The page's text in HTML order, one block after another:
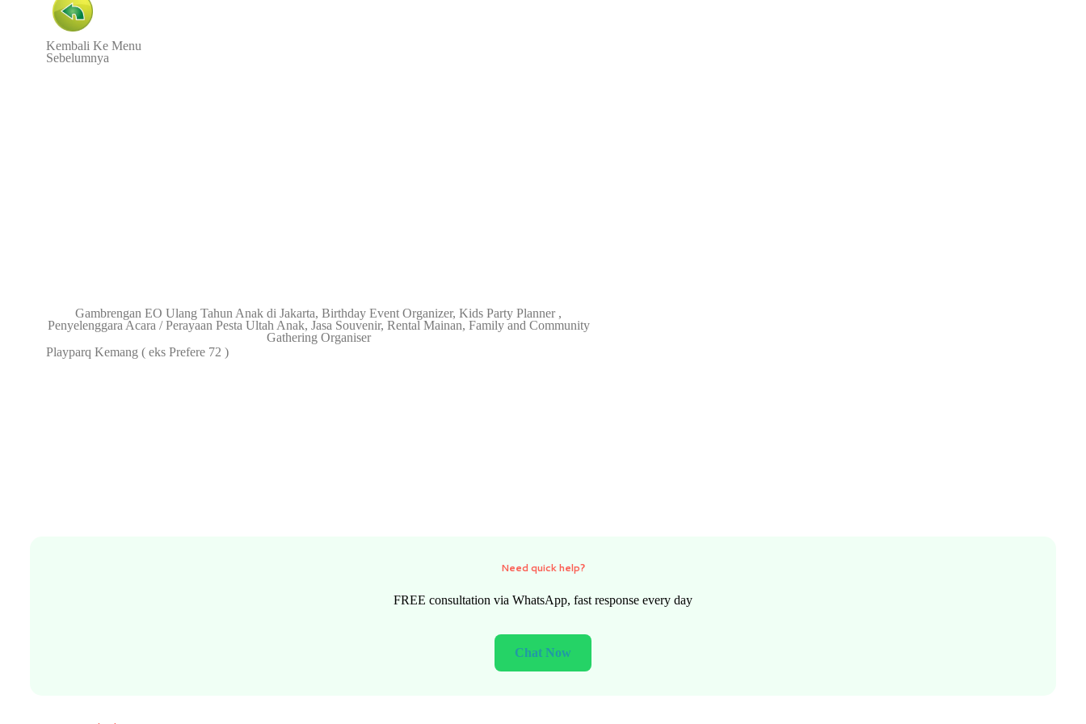
Kembali Ke Menu
Sebelumnya
Gambrengan EO Ulang Tahun Anak di Jakarta, Birthday Event Organizer, Kids Party Planner ,
Penyelenggara Acara / Perayaan Pesta Ultah Anak, Jasa Souvenir, Rental Mainan, Family and Community
Gathering Organiser
Playparq Kemang ( eks Prefere 72 )
Need quick help?
FREE consultation via WhatsApp, fast response every day
Chat Now